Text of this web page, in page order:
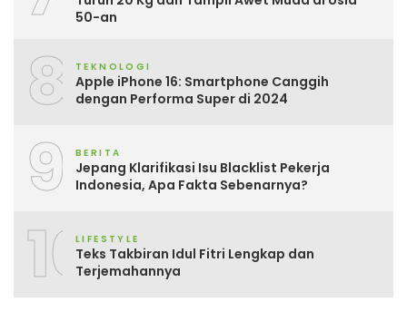
50-an
8 TEKNOLOGI
Apple iPhone 16: Smartphone Canggih
dengan Performa Super di 2024
9 BERITA
Jepang Klarifikasi Isu Blacklist Pekerja
Indonesia, Apa Fakta Sebenarnya?
10LIFESTYLE
Teks Takbiran Idul Fitri Lengkap dan
Terjemahannya